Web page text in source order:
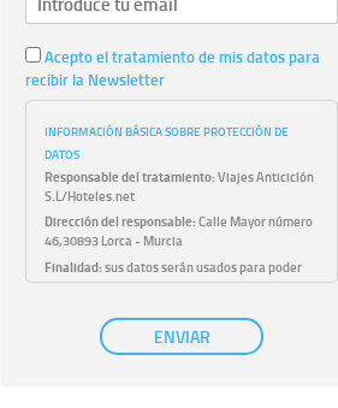
Acepto el tratamiento de mis datos para
recibir la Newsletter
INFORMACIÓN BÁSICA SOBRE PROTECCIÓN DE
DATOS
Responsable del tratamiento:Viajes Anticiclón
S.L/Hoteles.net
Dirección del responsable:Calle Mayor número
46,30893 Lorca - Murcia
Finalidad:sus datos serán usados para poder
atender sus solicitudes y prestarle nuestros
Publicidad: solo le enviaremos publicidad con su
autorización previa, que podrá facilitarnos
ENVIAR